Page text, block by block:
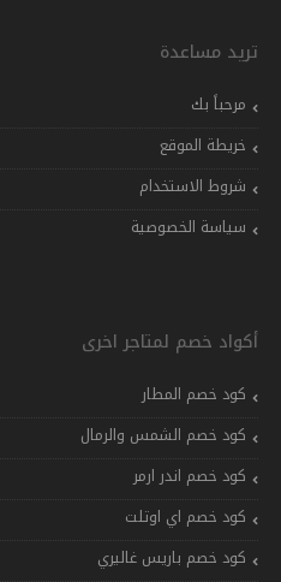
تريد مساعدة
مرحباً بك
خريطة الموقع
شروط الاستخدام
سياسة الخصوصية
أكواد خصم لمتاجر اخرى
كود خصم المطار
كود خصم الشمس والرمال
كود خصم اندر ارمر
كود خصم اي اوتلت
كود خصم باريس غاليري